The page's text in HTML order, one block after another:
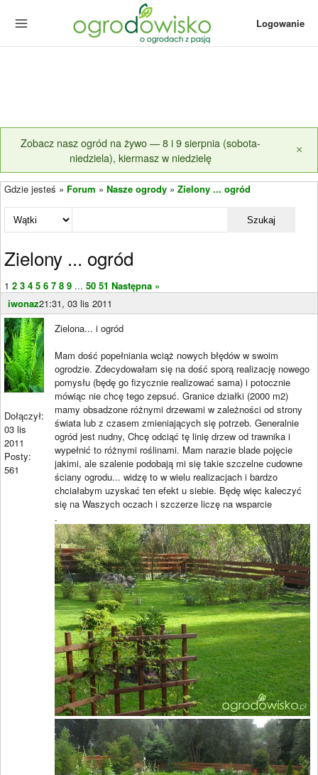
Logowanie
Zobacz nasz ogród na żywo — 8 i 9 sierpnia (sobota-
niedziela), kiermasz w niedzielę
×
Gdzie jesteś » Forum » Nasze ogrody » Zielony ... ogród
Szukaj
Zielony ... ogród
1 2 3 4 5 6 7 8 9 ... 50 51 Następna »
iwonaz21:31, 03 lis 2011
Dołączył:
03 lis
2011
Posty:
561
Zielona... i ogród
Mam dość popełniania wciąż nowych błędów w swoim
ogrodzie. Zdecydowałam się na dość sporą realizację nowego
pomysłu (będę go fizycznie realizować sama) i potocznie
mówiąc nie chcę tego zepsuć. Granice działki (2000 m2)
mamy obsadzone różnymi drzewami w zależności od strony
świata lub z czasem zmieniających się potrzeb. Generalnie
ogród jest nudny, Chcę odciąć tę linię drzew od trawnika i
wypełnić to różnymi roślinami. Mam narazie blade pojęcie
jakimi, ale szalenie podobają mi się takie szczelne cudowne
ściany ogrodu... widzę to w wielu realizacjach i bardzo
chciałabym uzyskać ten efekt u siebie. Będę więc kaleczyć
się na Waszych oczach i szczerze liczę na wsparcie
.